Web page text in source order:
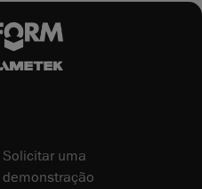
Solicitar uma
demonstração